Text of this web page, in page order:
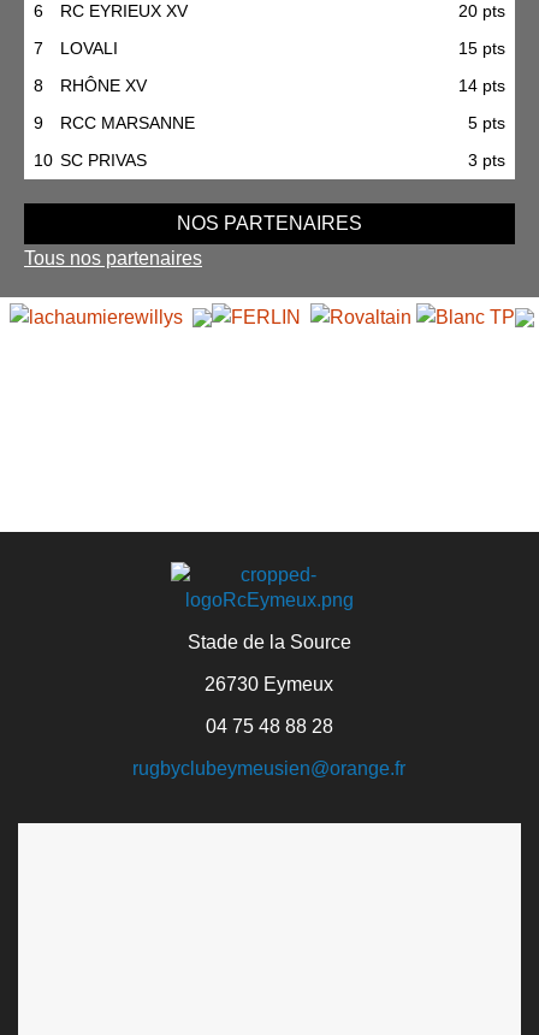
6
RC EYRIEUX XV
20 pts
7
LOVALI
15 pts
8
RHÔNE XV
14 pts
9
RCC MARSANNE
5 pts
10 SC PRIVAS 3 pts
NOS PARTENAIRES
Tous nos partenaires
Stade de la Source
26730 Eymeux
04 75 48 88 28
rugbyclubeymeusien@orange.fr